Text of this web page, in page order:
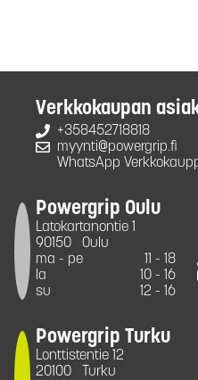
Verkkokaupan
+358452718818
myynti@powergrip.fi
WhatsApp
Powergrip Oulu
Latokartanontie 1
90150
Oulu
ma - pe
11 - 18
la
10 - 16
su
12 - 16
Powergrip Turku
Lonttistentie 12
20100
Turku